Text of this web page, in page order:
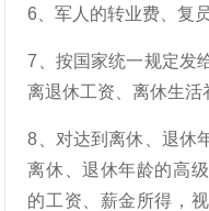
6、军人的转业费、复
7、按国家统一规定发
离退休工资、离休生活
8、对达到离休、退休
离休、退休年龄的高
的工资、薪金所得，